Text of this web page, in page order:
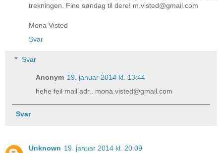
trekningen. Fine søndag til dere! m.visted@gmail.com
Mona Visted
Svar
Svar
Anonym 19. januar 2014 kl. 13:44
hehe feil mail adr.. mona.visted@gmail.com
Svar
Unknown 19. januar 2014 kl. 20:09